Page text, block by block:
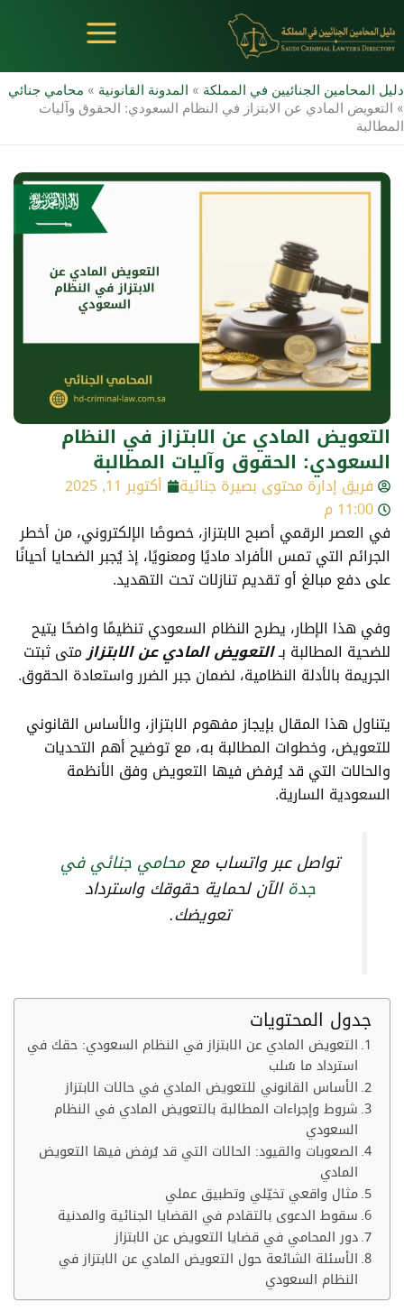
إلى
المحتوى
دليل المحامين الجنائيين في المملكة » المدونة القانونية » محامي جنائي
» التعويض المادي عن الابتزاز في النظام السعودي​: الحقوق وآليات
المطالبة
التعويض المادي عن الابتزاز في النظام
السعودي​: الحقوق وآليات المطالبة
فريق إدارة محتوى بصيرة جنائية
أكتوبر 11, 2025
11:00 م
في العصر الرقمي أصبح الابتزاز، خصوصًا الإلكتروني، من أخطر
الجرائم التي تمس الأفراد ماديًا ومعنويًا، إذ يُجبر الضحايا أحيانًا
على دفع مبالغ أو تقديم تنازلات تحت التهديد.
وفي هذا الإطار، يطرح النظام السعودي تنظيمًا واضحًا يتيح
للضحية المطالبة بـالتعويض المادي عن الابتزازمتى ثبتت
الجريمة بالأدلة النظامية، لضمان جبر الضرر واستعادة الحقوق.
يتناول هذا المقال بإيجاز مفهوم الابتزاز، والأساس القانوني
للتعويض، وخطوات المطالبة به، مع توضيح أهم التحديات
والحالات التي قد يُرفض فيها التعويض وفق الأنظمة
السعودية السارية.
تواصل عبر واتساب معمحامي جنائي في
جدةالآن لحماية حقوقك واسترداد
تعويضك.
جدول المحتويات
التعويض المادي عن الابتزاز في النظام السعودي: حقك في
استرداد ما سُلب
الأساس القانوني للتعويض المادي في حالات الابتزاز
شروط وإجراءات المطالبة بالتعويض المادي في النظام
السعودي
الصعوبات والقيود: الحالات التي قد يُرفض فيها التعويض
المادي
مثال واقعي تخيّلي وتطبيق عملي
سقوط الدعوى بالتقادم في القضايا الجنائية والمدنية
دور المحامي في قضايا التعويض عن الابتزاز
الأسئلة الشائعة حول التعويض المادي عن الابتزاز في
النظام السعودي​